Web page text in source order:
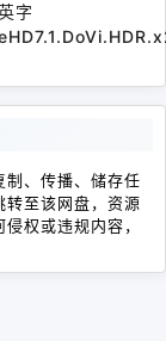
字
制、传播、储存任
转至该网盘，资源
权或违规内容，